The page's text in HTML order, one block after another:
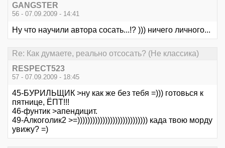
GANGSTER
56 - 07.09.2009 - 14:41
Ну что научили автора сосать...!? ))) ничего личного...
Re: Как думаете, реально отсосать? (Не классика)
RESPECT523
57 - 07.09.2009 - 18:45
45-БУРИЛЬЩИК >ну как же без тебя =))) готовься к
пятнице, ЁПТ!!!
46-фунтик >апендицит.
49-Алкоголик2 >=)))))))))))))))))))))))))))) када твою морду
увижу? =)